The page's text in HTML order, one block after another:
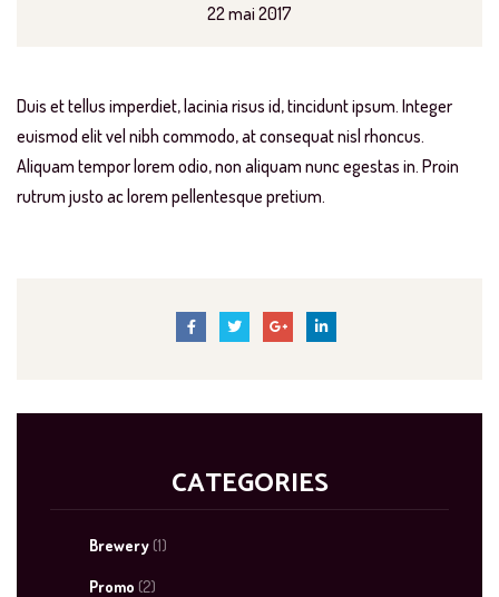
22 mai 2017
Duis et tellus imperdiet, lacinia risus id, tincidunt ipsum. Integer
euismod elit vel nibh commodo, at consequat nisl rhoncus.
Aliquam tempor lorem odio, non aliquam nunc egestas in. Proin
rutrum justo ac lorem pellentesque pretium.
CATEGORIES
Brewery (1)
Promo (2)